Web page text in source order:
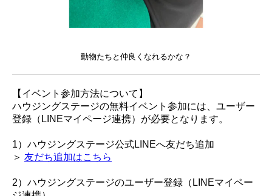
動物たちと仲良くなれるかな？
【イベント参加方法について】
ハウジングステージの無料イベント参加には、ユーザー
登録（LINEマイページ連携）が必要となります。
1）ハウジングステージ公式LINEへ友だち追加
＞ 友だち追加はこちら
2）ハウジングステージのユーザー登録（LINEマイペー